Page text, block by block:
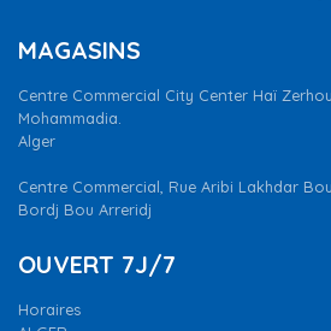
MAGASINS
Centre Commercial City Center Haï
Mohammadia.
Alger
Centre Commercial, Rue Aribi Lakhdar
Bordj Bou Arreridj
OUVERT 7J/7
Horaires